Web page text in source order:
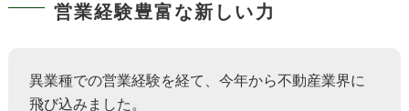
営業経験豊富な新しい力
異業種での営業経験を経て、今年から不動産業界に
飛び込みました。